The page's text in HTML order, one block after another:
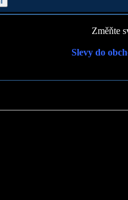
Změňte
Slevy do